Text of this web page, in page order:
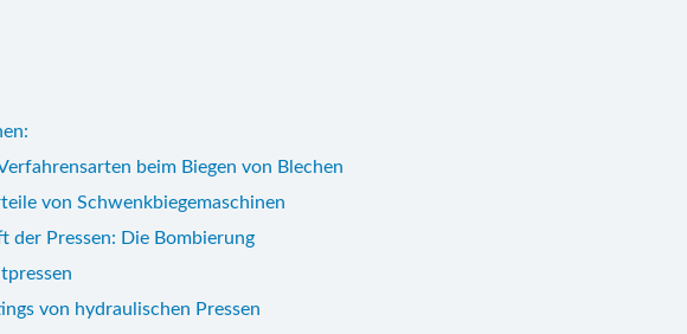
beim Biegen von Blechen
von Schwenkbiegemaschinen
der Pressen: Die Bombierung
von hydraulischen Pressen